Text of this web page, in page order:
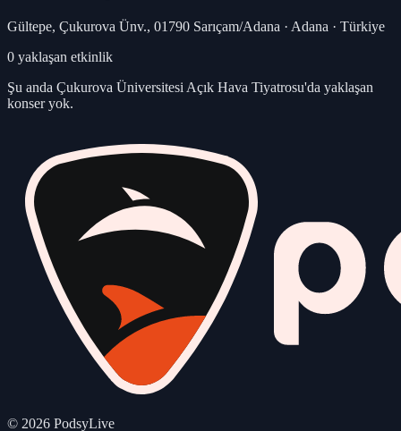
Gültepe, Çukurova Ünv., 01790 Sarıçam/Adana · Adana · Türkiye
0 yaklaşan etkinlik
Şu anda Çukurova Üniversitesi Açık Hava Tiyatrosu'da yaklaşan
konser yok.
© 2026 PodsyLive